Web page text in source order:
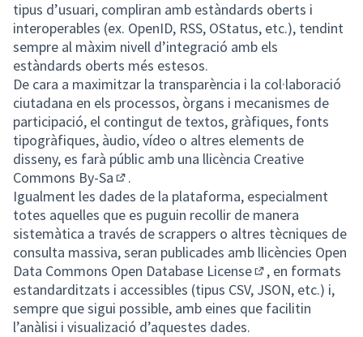
tipus d’usuari, compliran amb estàndards oberts i
interoperables (ex. OpenID, RSS, OStatus, etc.), tendint
sempre al màxim nivell d’integració amb els
estàndards oberts més estesos.
De cara a maximitzar la transparència i la col·laboració
ciutadana en els processos, òrgans i mecanismes de
participació, el contingut de textos, gràfiques, fonts
tipogràfiques, àudio, vídeo o altres elements de
disseny, es farà públic amb una llicència Creative
Commons By-Sa
(Enllaç extern)
.
Igualment les dades de la plataforma, especialment
totes aquelles que es puguin recollir de manera
sistemàtica a través de scrappers o altres tècniques de
consulta massiva, seran publicades amb llicències Open
Data Commons Open Database License
(Enllaç extern)
, en formats
estandarditzats i accessibles (tipus CSV, JSON, etc.) i,
sempre que sigui possible, amb eines que facilitin
l’anàlisi i visualizació d’aquestes dades.